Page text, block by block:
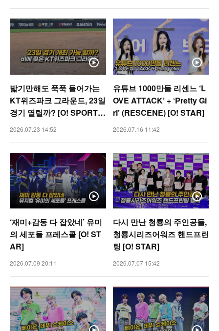
밟기만해도 푹푹 들어가는
KT위즈파크 그라운드, 23일
경기 열릴까? [O! SPORTS
숏폼]
2026.07.23 14:52
유튜브 1000만돌 리센느 ‘L
OVE ATTACK’ + ‘Pretty Gi
rl’ (RESCENE) [O! STAR]
2026.07.16 11:42
‘재미+감동 다 잡았네’ 유미
의 세포들 프레스콜 [O! ST
AR]
2026.07.09 20:11
다시 만난 청룡의 주인공들,
청룡시리즈어워즈 핸드프린
팅 [O! STAR]
2026.07.07 15:42